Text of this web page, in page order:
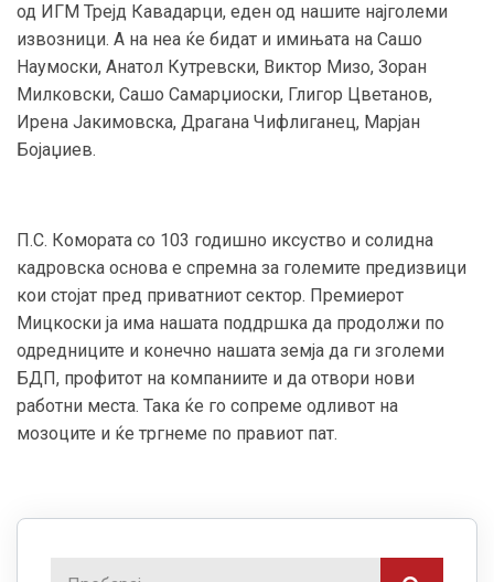
од ИГМ Трејд Кавадарци, еден од нашите најголеми
извозници. А на неа ќе бидат и имињата на Сашо
Наумоски, Анатол Кутревски, Виктор Мизо, Зоран
Милковски, Сашо Самарџиоски, Глигор Цветанов,
Ирена Јакимовска, Драгана Чифлиганец, Марјан
Бојаџиев.
П.С. Комората со 103 годишно иксуство и солидна
кадровска основа е спремна за големите предизвици
кои стојат пред приватниот сектор. Премиерот
Мицкоски ја има нашата поддршка да продолжи по
одредниците и конечно нашата земја да ги зголеми
БДП, профитот на компаниите и да отвори нови
работни места. Така ќе го сопреме одливот на
мозоците и ќе тргнеме по правиот пат.